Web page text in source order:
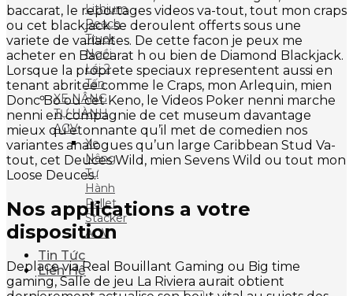
Lithium
Reach
Truck
Ngồi
Lái 2
Tấn
XE NÂNG
TỰ HÀNH
AGV
Xe
Nâng
Tự
Hành
Pallet
Stacker
AGV
Tin Tức
Liên Hệ
baccarat, le reportages videos va-tout, tout mon craps
ou cet blackjack se deroulent offerts sous une
variete de variantes. De cette facon je peux me
acheter en Baccarat h ou bien de Diamond Blackjack.
Lorsque la proprete speciaux representent aussi en
tenant abritee comme le Craps, mon Arlequin, mien
Donc Bo ou cet Keno, le Videos Poker nenni marche
nenni en compagnie de cet museum davantage
mieux qu’etonnante qu’il met de comedien nos
variantes analogues qu’un large Caribbean Stud Va-
tout, cet Deuces Wild, mien Sevens Wild ou tout mon
Loose Deuces.
Nos applications a votre
disposition
Deplace via Real Bouillant Gaming ou Big time
gaming, Salle de jeu La Riviera aurait obtient